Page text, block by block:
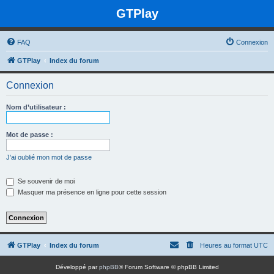
GTPlay
FAQ Connexion
GTPlay Index du forum
Connexion
Nom d’utilisateur :
Mot de passe :
J’ai oublié mon mot de passe
Se souvenir de moi
Masquer ma présence en ligne pour cette session
GTPlay Index du forum Heures au format UTC
Développé parphpBB® Forum Software © phpBB Limited